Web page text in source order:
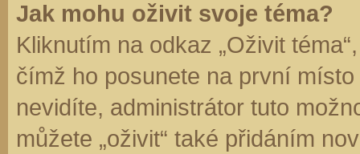
Jak mohu oživit svoje téma?
Kliknutím na odkaz „Oživit
čímž ho posunete na první
nevidíte, administrátor tuto
můžete „oživit“ také přidáním